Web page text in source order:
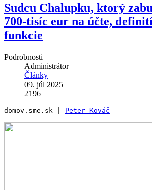
Sudcu Chalupku, ktorý
700-tisíc eur na účte,
funkcie
Podrobnosti
Administrátor
Články
09. júl 2025
2196
domov.sme.sk | Peter Kováč